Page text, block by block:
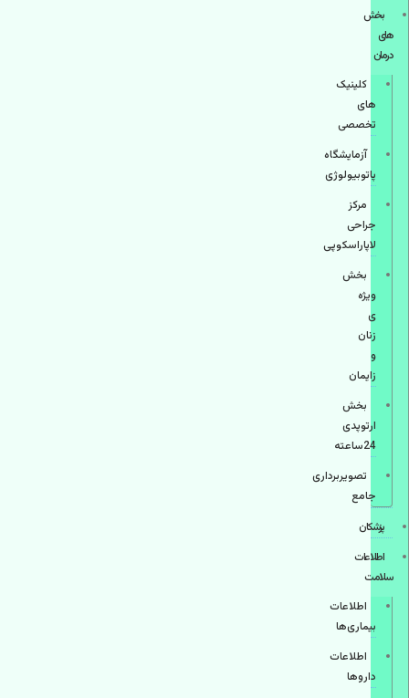
بخش
های
درمان
کلینیک
های
تخصصی
آزمایشگاه
پاتوبیولوژی
مرکز
جراحی
لاپاراسکوپی
بخش
ویژه
ی
زنان
و
زایمان
بخش
ارتوپدی
24ساعته
تصویربرداری
جامع
پزشكان
اطلاعات
سلامت
اطلاعات
بیماری‌ها
اطلاعات
دارو‌ها